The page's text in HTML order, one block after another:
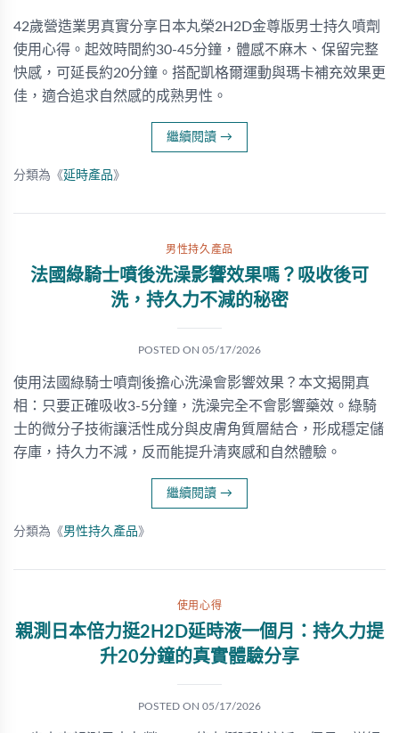
42歲營造業男真實分享日本丸榮2H2D金尊版男士持久噴劑
使用心得。起效時間約30-45分鐘，體感不麻木、保留完整
快感，可延長約20分鐘。搭配凱格爾運動與瑪卡補充效果更
佳，適合追求自然感的成熟男性。
繼續閱讀 →
分類為《延時產品》
男性持久產品
法國綠騎士噴後洗澡影響效果嗎？吸收後可
洗，持久力不減的秘密
POSTED ON 05/17/2026
使用法國綠騎士噴劑後擔心洗澡會影響效果？本文揭開真
相：只要正確吸收3-5分鐘，洗澡完全不會影響藥效。綠騎
士的微分子技術讓活性成分與皮膚角質層結合，形成穩定儲
存庫，持久力不減，反而能提升清爽感和自然體驗。
繼續閱讀 →
分類為《男性持久產品》
使用心得
親測日本倍力挺2H2D延時液一個月：持久力提
升20分鐘的真實體驗分享
POSTED ON 05/17/2026